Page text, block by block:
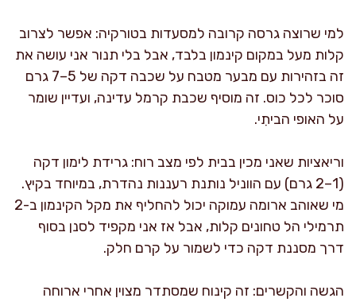
למי שרוצה גרסה קרובה למסעדות בטורקיה: אפשר לצרוב
קלות מעל במקום קינמון בלבד, אבל בלי תנור אני עושה את
זה בזהירות עם מבער מטבח על שכבה דקה של 5–7 גרם
סוכר לכל כוס. זה מוסיף שכבת קרמל עדינה, ועדיין שומר
על האופי הביתִי.
וריאציות שאני מכין בבית לפי מצב רוח: גרידת לימון דקה
(1–2 גרם) עם הווניל נותנת רעננות נהדרת, במיוחד בקיץ.
מי שאוהב ארומה עמוקה יכול להחליף את מקל הקינמון ב-2
תרמילי הל טחונים קלות, אבל אז אני מקפיד לסנן בסוף
דרך מסננת דקה כדי לשמור על קרם חלק.
הגשה והקשרים: זה קינוח שמסתדר מצוין אחרי ארוחה